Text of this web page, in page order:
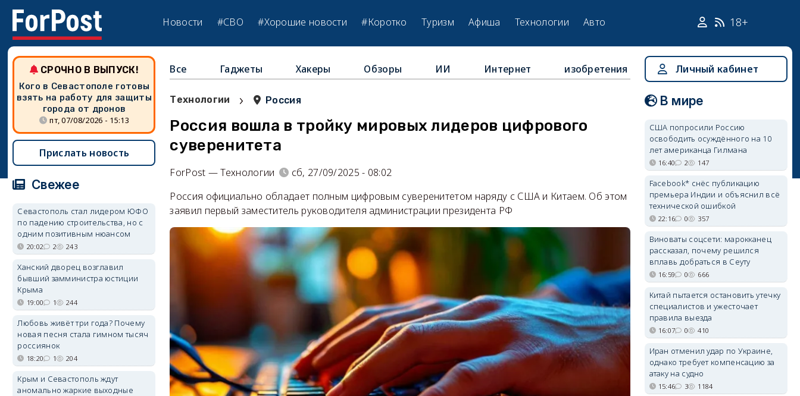
Новости #СВО #Хорошие новости #Коротко Туризм Афиша Технологии Авто 18+
Все Гаджеты Хакеры Обзоры ИИ Интернет изобретения
Технологии › Россия
Россия вошла в тройку мировых лидеров цифрового
суверенитета
ForPost — Технологии
сб, 27/09/2025 - 08:02
Россия официально обладает полным цифровым суверенитетом наряду с США и Китаем. Об этом
заявил первый заместитель руководителя администрации президента РФ
СРОЧНО В ВЫПУСК!
Кого в Севастополе готовы
взять на работу для защиты
города от дронов
пт, 07/08/2026 - 15:13
Прислать новость
Свежее
Севастополь стал лидером ЮФО
по падению строительства, но с
одним позитивным нюансом
20:02 2 243
Ханский дворец возглавил
бывший замминистра юстиции
Крыма
19:00 1 244
Любовь живёт три года? Почему
новая песня стала гимном тысяч
россиянок
18:20 1 204
Крым и Севастополь ждут
аномально жаркие выходные
Личный кабинет
В мире
США попросили Россию
освободить осуждённого на 10
лет американца Гилмана
16:40 2 147
Facebook* снёс публикацию
премьера Индии и объяснил всё
технической ошибкой
22:16 0 357
Виноваты соцсети: марокканец
рассказал, почему решился
вплавь добраться в Сеуту
16:59 0 666
Китай пытается остановить утечку
специалистов и ужесточает
правила выезда
16:07 0 410
Иран отменил удар по Украине,
однако требует компенсацию за
атаку на судно
15:46 3 1184